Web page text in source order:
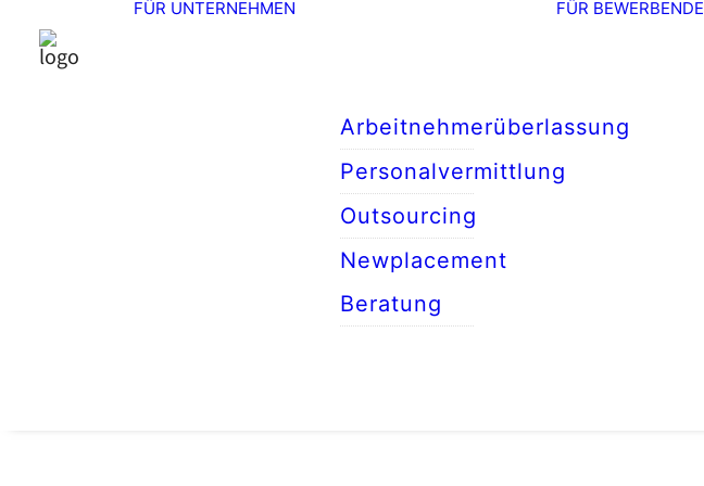
FÜR UNTERNEHMEN
Arbeitnehmerüberlassung
Personalvermittlung
Outsourcing
Newplacement
Beratung
FÜR BEWERBENDE